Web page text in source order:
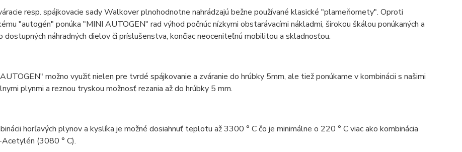
resp. spájkovacie sady Walkover plnohodnotne nahrádzajú bežne používané klasické "plameňomety". Oproti
"autogén" ponúka "MINI AUTOGEN" rad výhod počnúc nízkymi obstarávacími nákladmi, širokou škálou ponúkaných a
dostupných náhradných dielov či príslušenstva, končiac neoceniteľnú mobilitou a skladnosťou.
možno využiť nielen pre tvrdé spájkovanie a zváranie do hrúbky 5mm, ale tiež ponúkame v kombinácii s našimi
plynmi a reznou tryskou možnosť rezania až do hrúbky 5 mm.
horľavých plynov a kyslíka je možné dosiahnuť teplotu až 3300 ° C čo je minimálne o 220 ° C viac ako kombinácia
(3080 ° C).